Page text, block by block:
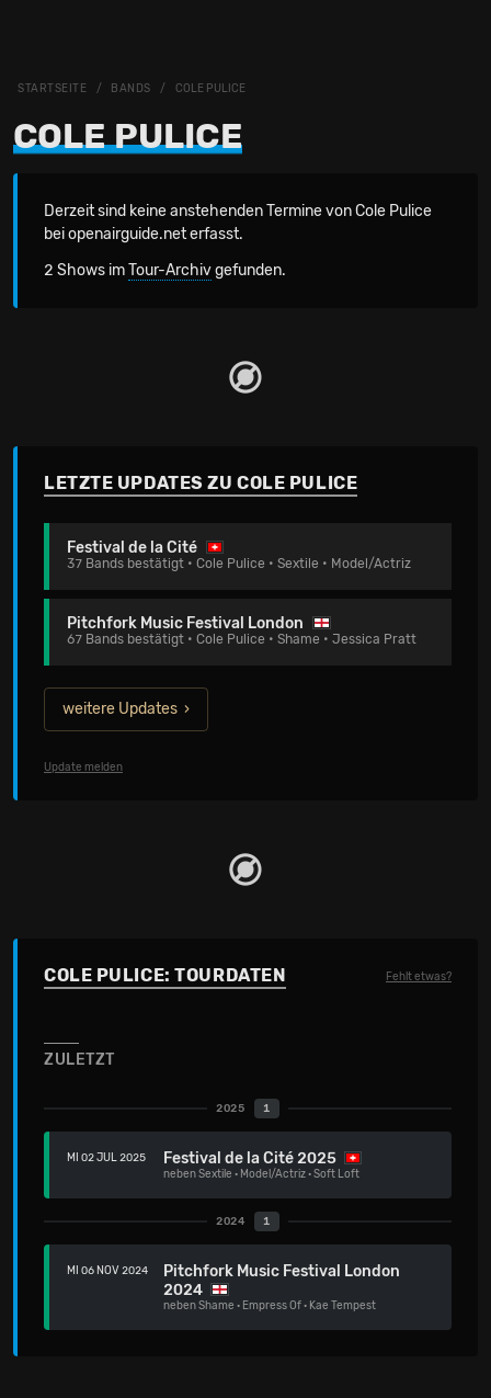
STARTSEITE BANDS COLE PULICE
COLE PULICE
Derzeit sind keine anstehenden Termine von Cole Pulice
bei openairguide.net erfasst.
2 Shows imTour-Archivgefunden.
LETZTE UPDATES ZU COLE PULICE
Festival de la Cité
37 Bands bestätigt • Cole Pulice • Sextile • Model/Actriz
Pitchfork Music Festival London
67 Bands bestätigt • Cole Pulice • Shame • Jessica Pratt
weitere Updates
Update melden
COLE PULICE: TOURDATEN Fehlt etwas?
ZULETZT
2025 1
MI 02 JUL 2025 Festival de la Cité 2025
nebenSextile · Model/Actriz·Soft Loft
2024 1
MI 06 NOV 2024
Pitchfork Music Festival London
2024
nebenShame · Empress Of· Kae Tempest